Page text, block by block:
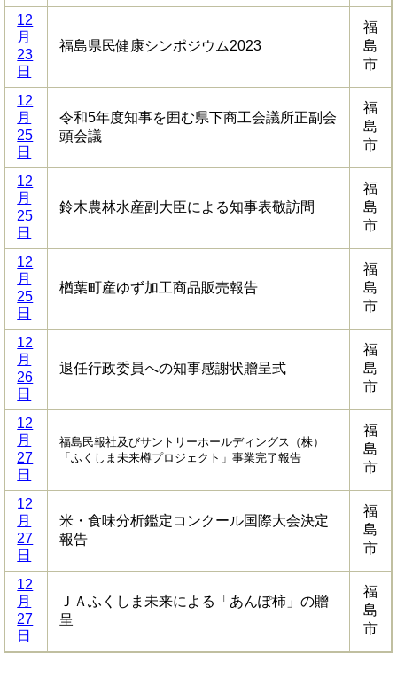
12
月
23
日
福島県民健康シンポジウム2023
福
島
市
12
月
25
日
令和5年度知事を囲む県下商工会議所正副会
頭会議
福
島
市
12
月
25
日
鈴木農林水産副大臣による知事表敬訪問
福
島
市
12
月
25
日
楢葉町産ゆず加工商品販売報告
福
島
市
12
月
26
日
退任行政委員への知事感謝状贈呈式
福
島
市
12
月
27
日
福島民報社及びサントリーホールディングス（株）
「ふくしま未来樽プロジェクト」事業完了報告
福
島
市
12
月
27
日
米・食味分析鑑定コンクール国際大会決定
報告
福
島
市
12
月
27
日
ＪＡふくしま未来による「あんぽ柿」の贈
呈
福
島
市